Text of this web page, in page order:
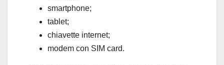
smartphone;
tablet;
chiavette internet;
modem con SIM card.